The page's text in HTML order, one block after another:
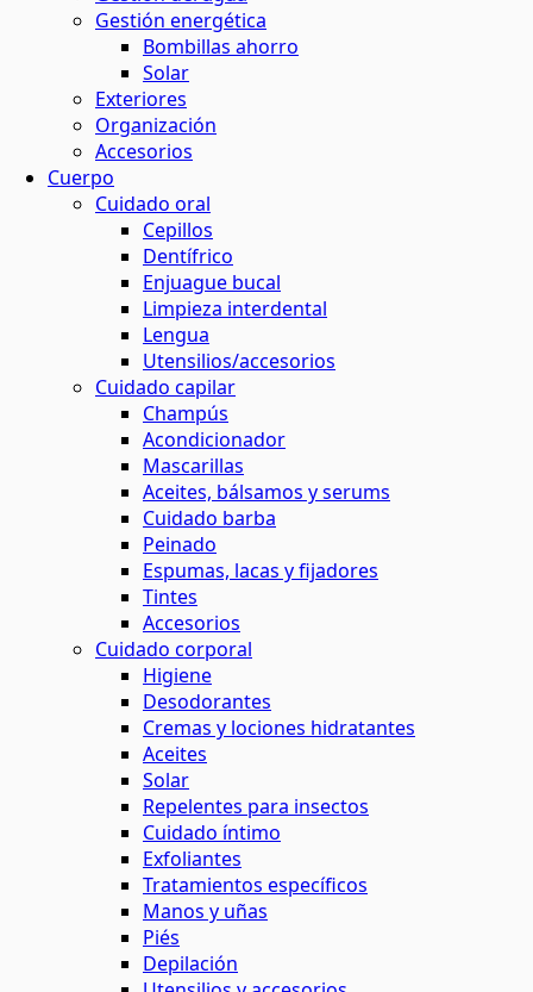
Gestión energética
Bombillas ahorro
Solar
Exteriores
Organización
Accesorios
Cuerpo
Cuidado oral
Cepillos
Dentífrico
Enjuague bucal
Limpieza interdental
Lengua
Utensilios/accesorios
Cuidado capilar
Champús
Acondicionador
Mascarillas
Aceites, bálsamos y serums
Cuidado barba
Peinado
Espumas, lacas y fijadores
Tintes
Accesorios
Cuidado corporal
Higiene
Desodorantes
Cremas y lociones hidratantes
Aceites
Solar
Repelentes para insectos
Cuidado íntimo
Exfoliantes
Tratamientos específicos
Manos y uñas
Piés
Depilación